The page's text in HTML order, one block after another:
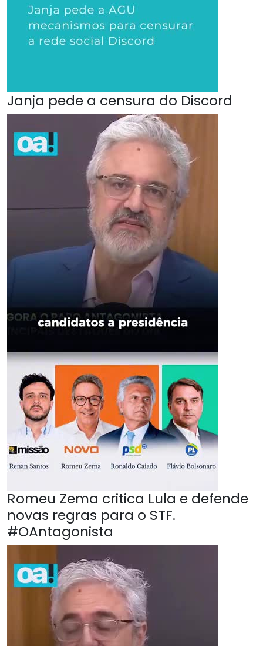
Janja pede a censura do Discord
Romeu Zema critica Lula e defende
novas regras para o STF.
#OAntagonista